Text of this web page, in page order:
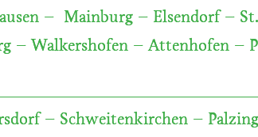
– Mainburg – Elsendorf –
Walkershofen – Attenhofen –
– Schweitenkirchen –